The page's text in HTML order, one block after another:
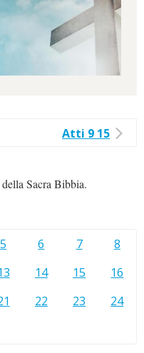
Atti 9 15
Sacra Bibbia.
5 6 7 8
14 15
16
22 23
24